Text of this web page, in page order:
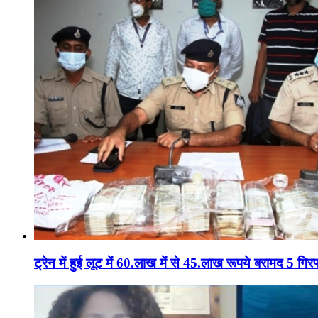
ट्रेन में हुई लूट में 60.लाख में से 45.लाख रूपये बरामद 5